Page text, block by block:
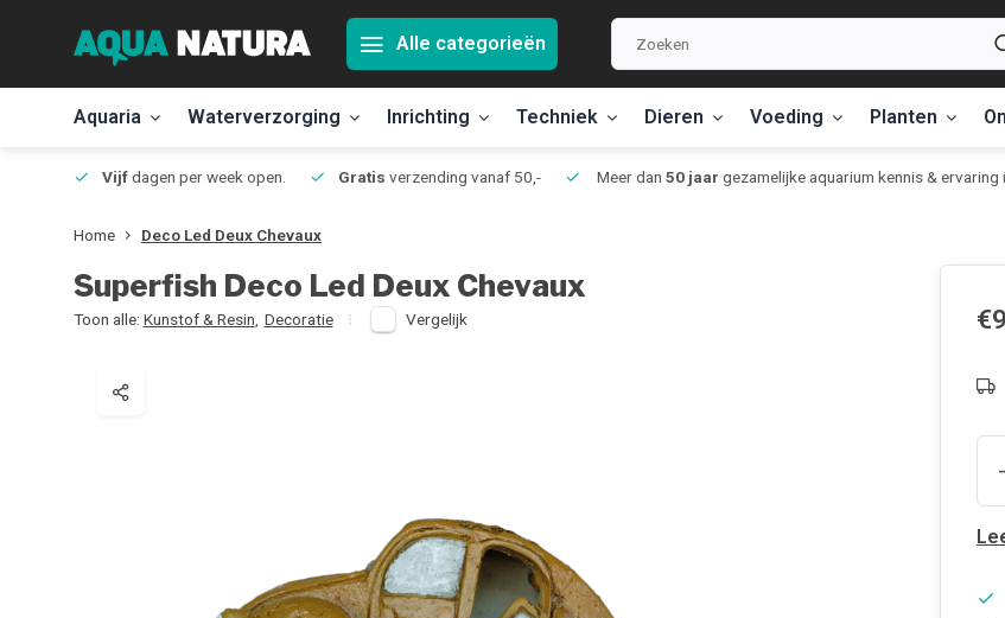
Alle categorieën
Aquaria Waterverzorging Inrichting Techniek Dieren Voeding Planten
Vijfdagen per week open. Gratis verzending vanaf 50,- Meer dan 50 jaar gezamelijke aquarium kennis & ervaring
Home Deco Led Deux Chevaux
Superfish Deco Led Deux Chevaux
Toon alle: Kunstof & Resin Decoratie Vergelijk
-